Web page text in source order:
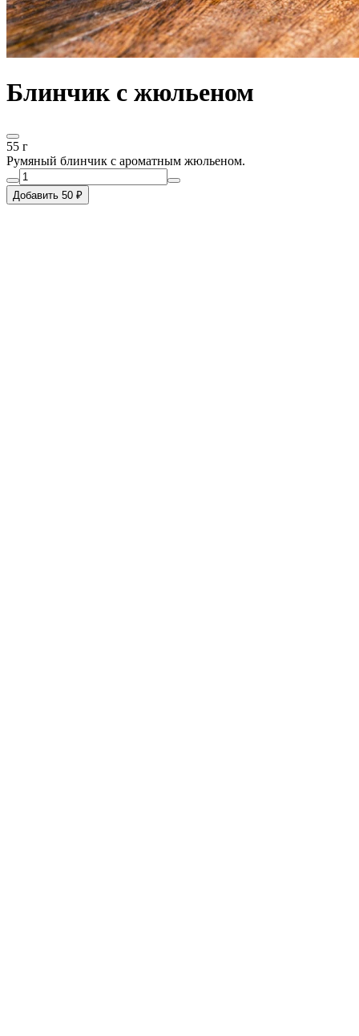
Блинчик с жюльеном
55 г
Румяный блинчик с ароматным жюльеном.
Добавить 50 ₽